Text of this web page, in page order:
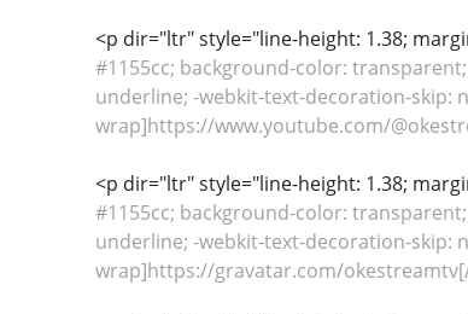
<p dir="ltr" style="line-height: 1.38;
#1155cc; background-color:
underline; -webkit-text-decoration-skip:
wrap]https://www.youtube.com/
<p dir="ltr" style="line-height: 1.38;
#1155cc; background-color:
underline; -webkit-text-decoration-skip:
wrap]https://gravatar.com/